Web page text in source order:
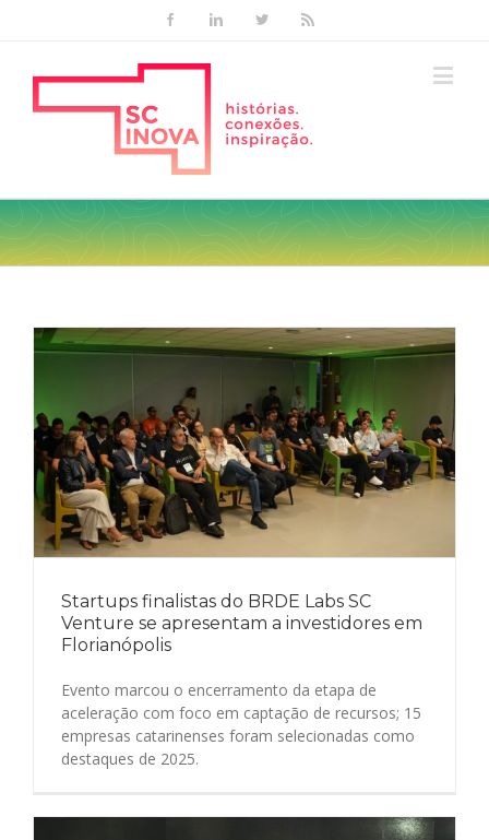
FacebookLinkedinTwitter
Startups finalistas do BRDE Labs SC
Venture se apresentam a investidores em
Florianópolis
Evento marcou o encerramento da etapa de
aceleração com foco em captação de recursos; 15
empresas catarinenses foram selecionadas como
destaques de 2025.